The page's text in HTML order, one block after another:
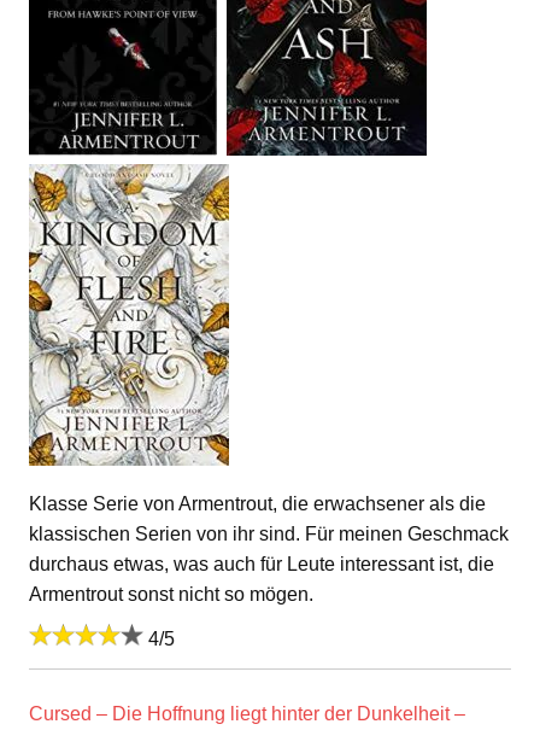
Klasse Serie von Armentrout, die erwachsener als die
klassischen Serien von ihr sind. Für meinen Geschmack
durchaus etwas, was auch für Leute interessant ist, die
Armentrout sonst nicht so mögen.
4/5
Cursed – Die Hoffnung liegt hinter der Dunkelheit –